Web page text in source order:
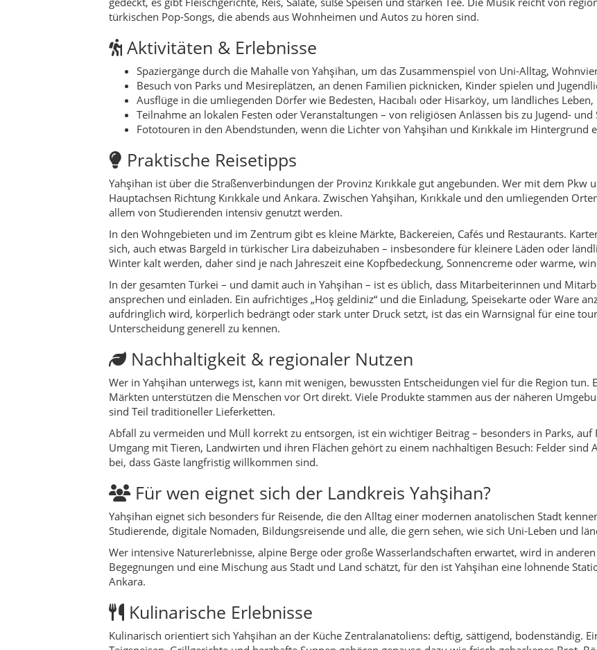
allem von Studierenden intensiv genutzt werden.
In den Wohngebieten und im Zentrum gibt es kleine Märkte, Bäckereien, Cafés und Restaurants.
sich, auch etwas Bargeld in türkischer Lira dabeizuhaben – insbesondere für kleinere Läden oder
Winter kalt werden, daher sind je nach Jahreszeit eine Kopfbedeckung, Sonnencreme oder warme,
In der gesamten Türkei – und damit auch in Yahşihan – ist es üblich, dass Mitarbeiterinnen und
ansprechen und einladen. Ein aufrichtiges „Hoş geldiniz“ und die Einladung, Speisekarte oder Ware
aufdringlich wird, körperlich bedrängt oder stark unter Druck setzt, ist das ein Warnsignal für eine
Unterscheidung generell zu kennen.
Nachhaltigkeit & regionaler Nutzen
Wer in Yahşihan unterwegs ist, kann mit wenigen, bewussten Entscheidungen viel für die Region tun.
Märkten unterstützen die Menschen vor Ort direkt. Viele Produkte stammen aus der näheren
sind Teil traditioneller Lieferketten.
Abfall zu vermeiden und Müll korrekt zu entsorgen, ist ein wichtiger Beitrag – besonders in Parks,
Umgang mit Tieren, Landwirten und ihren Flächen gehört zu einem nachhaltigen Besuch: Felder sind
bei, dass Gäste langfristig willkommen sind.
Für wen eignet sich der Landkreis Yahşihan?
Yahşihan eignet sich besonders für Reisende, die den Alltag einer modernen anatolischen Stadt
Studierende, digitale Nomaden, Bildungsreisende und alle, die gern sehen, wie sich Uni-Leben und
Wer intensive Naturerlebnisse, alpine Berge oder große Wasserlandschaften erwartet, wird in
Begegnungen und eine Mischung aus Stadt und Land schätzt, für den ist Yahşihan eine lohnende
Ankara.
Kulinarische Erlebnisse
Kulinarisch orientiert sich Yahşihan an der Küche Zentralanatoliens: deftig, sättigend, bodenständig.
Teigspeisen, Grillgerichte und herzhafte Suppen gehören genauso dazu wie frisch gebackenes Brot,
finden sich Lokale mit klassischer Hausmannskost ebenso wie Imbisse mit modernen Interpretationen.
Besonders spannend ist der Kontrast zwischen Mensa- und Campus-Küche, studentischen Budget-
nachfragt, bekommt häufig Empfehlungen für Gerichte, die „wie zu Hause“ gekocht werden: etwa
und Tarhana-Suppen oder süße Nachspeisen mit Grieß und Sirup.
Da nicht jeder Ort ein eigenes „Namensgericht“ hat, lohnt es sich, auch Rezepte der ganzen Provinz
und einfache, aber aromatische Gemüsegerichte. Viele dieser Rezepte lassen sich zuhause
Natur & Outdoor
Rund um Yahşihan dominieren offene Landschaften, Felder und sanfte Hügel. Perfekt, um den Blick
beim Spazieren die Veränderung des Lichts über der Steppe zu beobachten. In der Nähe der
man joggen, spazieren oder einfach auf einer Bank sitzen und den Alltag betrachten kann.